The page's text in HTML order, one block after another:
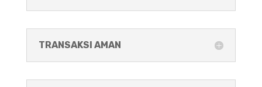
TRANSAKSI AMAN